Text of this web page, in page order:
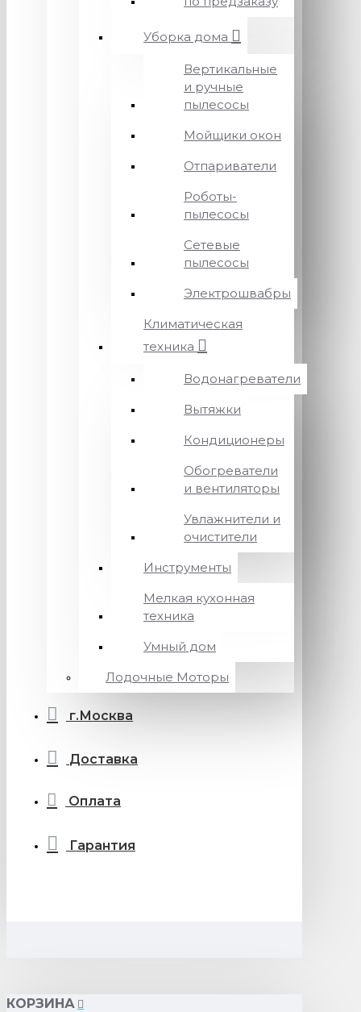
Уборка дома
Вертикальные
и ручные
пылесосы
Мойщики окон
Отпариватели
Роботы-
пылесосы
Сетевые
пылесосы
Электрошвабры
Климатическая
техника
Водонагреватели
Вытяжки
Кондиционеры
Обогреватели
и вентиляторы
Увлажнители и
очистители
Инструменты
Мелкая кухонная
техника
Умный дом
Лодочные Моторы
г.Москва
Доставка
Оплата
Гарантия
КОРЗИНА